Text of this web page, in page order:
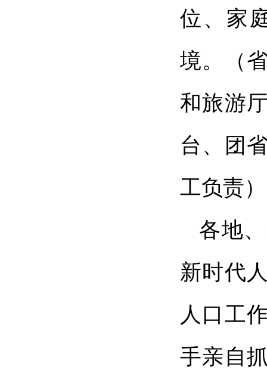
位、家
境。（
和旅游
台、团
工负责）
各地
新时代
人口工
手亲自